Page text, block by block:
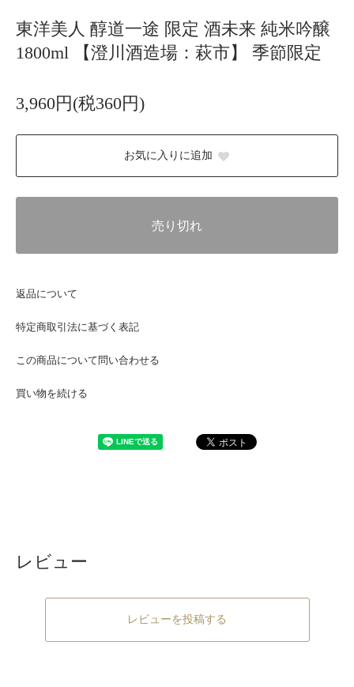
東洋美人 醇道一途 限定 酒未来 純米吟醸
1800ml 【澄川酒造場：萩市】 季節限定
3,960円(税360円)
お気に入りに追加
売り切れ
返品について
特定商取引法に基づく表記
この商品について問い合わせる
買い物を続ける
レビュー
レビューを投稿する